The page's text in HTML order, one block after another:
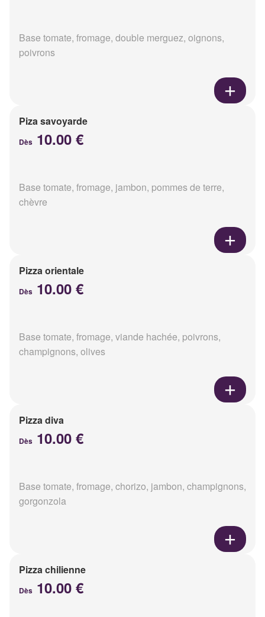
Base tomate, fromage, double merguez, oignons,
poivrons
Piza savoyarde
Dès 10.00 €
Base tomate, fromage, jambon, pommes de terre,
chèvre
Pizza orientale
Dès 10.00 €
Base tomate, fromage, viande hachée, poivrons,
champignons, olives
Pizza diva
Dès 10.00 €
Base tomate, fromage, chorizo, jambon, champignons,
gorgonzola
Pizza chilienne
Dès 10.00 €